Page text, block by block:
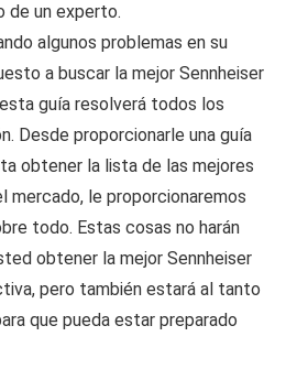
de un experto.
algunos problemas en su
a buscar la mejor Sennheiser
guía resolverá todos los
Desde proporcionarle una guía
obtener la lista de las mejores
mercado, le proporcionaremos
todo. Estas cosas no harán
obtener la mejor Sennheiser
pero también estará al tanto
que pueda estar preparado